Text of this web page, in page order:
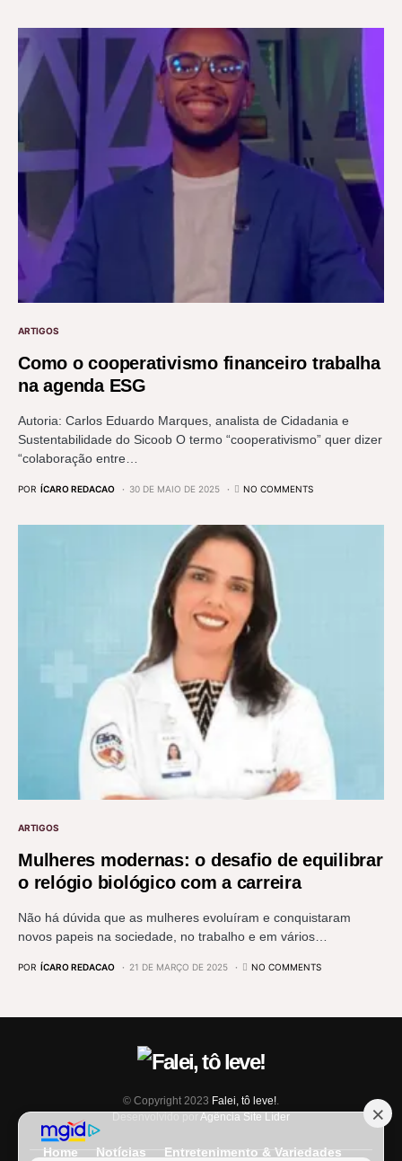
ARTIGOS
Como o cooperativismo financeiro trabalha
na agenda ESG
Autoria: Carlos Eduardo Marques, analista de Cidadania e
Sustentabilidade do Sicoob O termo “cooperativismo” quer dizer
“colaboração entre…
POR ÍCARO REDACAO 30 DE MAIO DE 2025 NO COMMENTS
ARTIGOS
Mulheres modernas: o desafio de equilibrar
o relógio biológico com a carreira
Não há dúvida que as mulheres evoluíram e conquistaram
novos papeis na sociedade, no trabalho e em vários…
POR ÍCARO REDACAO 21 DE MARÇO DE 2025 NO COMMENTS
© Copyright 2023 Falei, tô leve!.
Desenvolvido por Agência Site Líder
Home Notícias Entretenimento & Variedades